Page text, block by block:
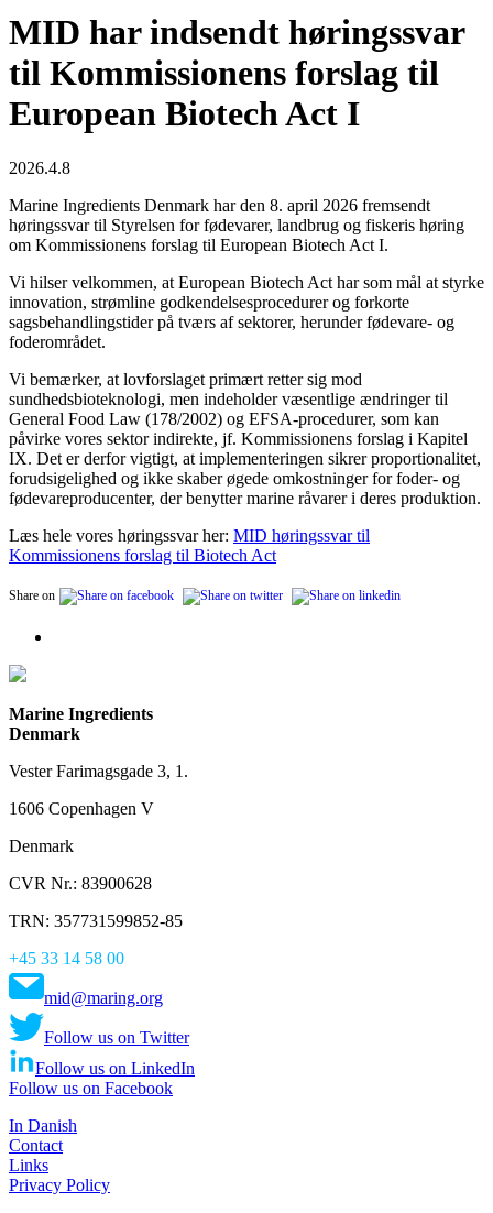
MID har indsendt høringssvar
til Kommissionens forslag til
European Biotech Act I
2026.4.8
Marine Ingredients Denmark har den 8. april 2026 fremsendt
høringssvar til Styrelsen for fødevarer, landbrug og fiskeris høring
om Kommissionens forslag til European Biotech Act I.
Vi hilser velkommen, at European Biotech Act har som mål at styrke
innovation, strømline godkendelsesprocedurer og forkorte
sagsbehandlingstider på tværs af sektorer, herunder fødevare- og
foderområdet.
Vi bemærker, at lovforslaget primært retter sig mod
sundhedsbioteknologi, men indeholder væsentlige ændringer til
General Food Law (178/2002) og EFSA‑procedurer, som kan
påvirke vores sektor indirekte, jf. Kommissionens forslag i Kapitel
IX. Det er derfor vigtigt, at implementeringen sikrer proportionalitet,
forudsigelighed og ikke skaber øgede omkostninger for foder- og
fødevareproducenter, der benytter marine råvarer i deres produktion.
Læs hele vores høringssvar her: MID høringssvar til
Kommissionens forslag til Biotech Act
Share on
Marine Ingredients
Denmark
Vester Farimagsgade 3, 1.
1606 Copenhagen V
Denmark
CVR Nr.: 83900628
TRN: 357731599852-85
+45 33 14 58 00
mid@maring.org
Follow us on Twitter
Follow us on LinkedIn
Follow us on Facebook
In Danish
Contact
Links
Privacy Policy